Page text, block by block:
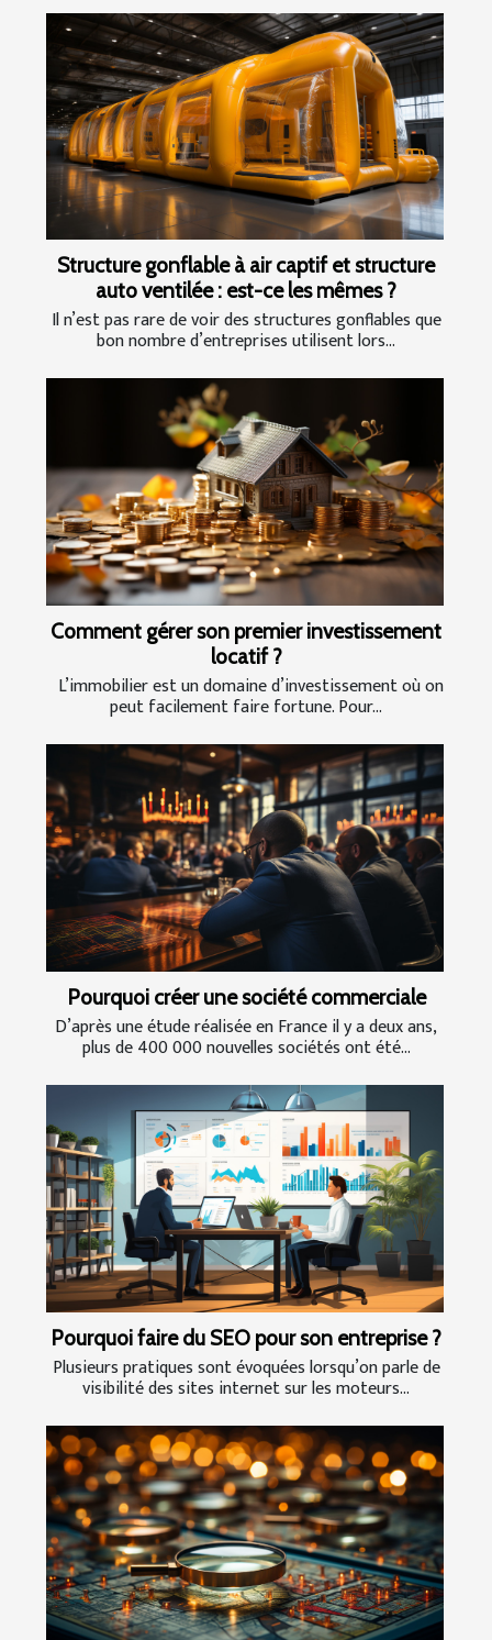
Structure gonflable à air captif et structure
auto ventilée : est-ce les mêmes ?
Il n’est pas rare de voir des structures gonflables que
bon nombre d’entreprises utilisent lors...
Comment gérer son premier investissement
locatif ?
L’immobilier est un domaine d’investissement où on
peut facilement faire fortune. Pour...
Pourquoi créer une société commerciale
D’après une étude réalisée en France il y a deux ans,
plus de 400 000 nouvelles sociétés ont été...
Pourquoi faire du SEO pour son entreprise ?
Plusieurs pratiques sont évoquées lorsqu’on parle de
visibilité des sites internet sur les moteurs...